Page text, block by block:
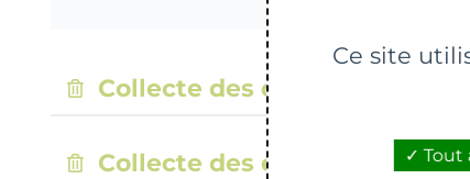
Collecte des ordures
Collecte des emballages
Ce site
Tout